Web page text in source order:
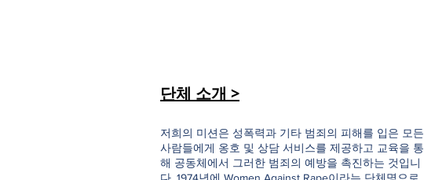
단체 소개 >
저희의 미션은 성폭력과 기타 범죄의 피해를 입은 모든
사람들에게 옹호 및 상담 서비스를 제공하고 교육을 통
해 공동체에서 그러한 범죄의 예방을 촉진하는 것입니